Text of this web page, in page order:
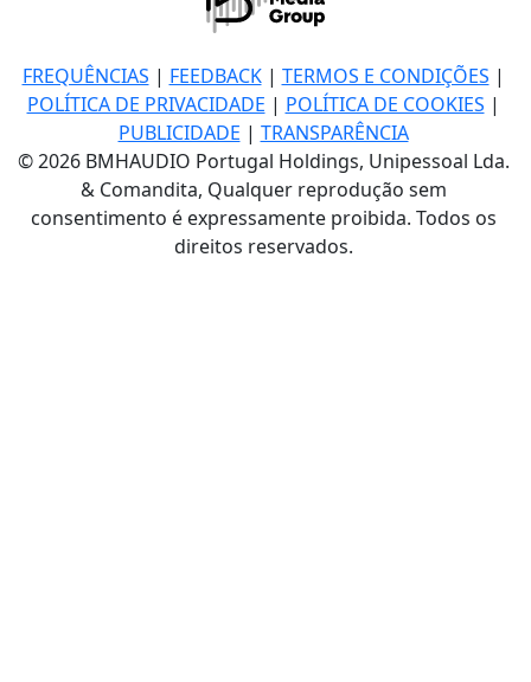
FREQUÊNCIAS | FEEDBACK| TERMOS E CONDIÇÕES |
POLÍTICA DE PRIVACIDADE | POLÍTICA DE COOKIES |
PUBLICIDADE | TRANSPARÊNCIA
© 2026 BMHAUDIO Portugal Holdings, Unipessoal Lda.
& Comandita, Qualquer reprodução sem
consentimento é expressamente proibida. Todos os
direitos reservados.